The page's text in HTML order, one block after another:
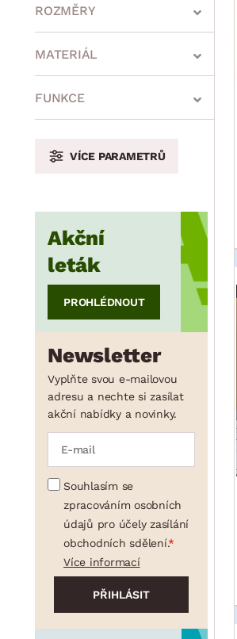
ROZMĚRY
min.
min. cm max.
min. cm cm
cm max.
min. cm max. cm
cm
MATERIÁL
FUNKCE
VÍCE PARAMETRŮ
Akční
leták
PROHLÉDNOUT
Newsletter
Vyplňte svou e-mailovou
adresu a nechte si zasílat
akční nabídky a novinky.
Souhlasím se
zpracováním osobních
údajů pro účely zasílání
obchodních sdělení.
Více informací